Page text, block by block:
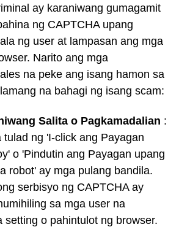
ay karaniwang gumagamit
ng CAPTCHA upang
ng user at lampasan ang mga
Narito ang mga
na peke ang isang hamon sa
na bahagi ng isang scam:
Salita o Pagkamadalian :
ng 'I-click ang Payagan
o 'Pindutin ang Payagan upang
robot' ay mga pulang bandila.
serbisyo ng CAPTCHA ay
sa mga user na
setting o pahintulot ng browser.